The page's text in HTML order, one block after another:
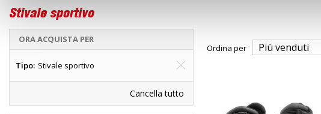
Stivale sportivo
Ordina per
ORA ACQUISTA PER
Tipo Stivale sportivo
Cancella tutto